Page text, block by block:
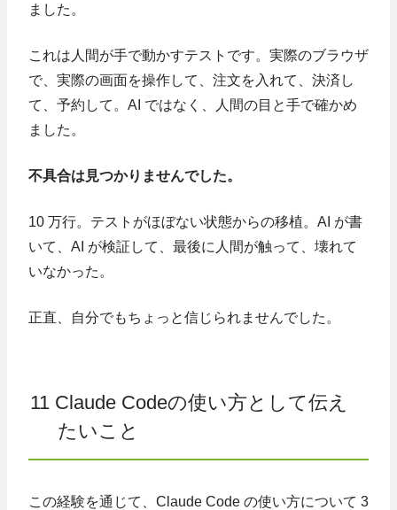
ました。
これは人間が手で動かすテストです。実際のブラウザ
で、実際の画面を操作して、注文を入れて、決済し
て、予約して。AI ではなく、人間の目と手で確かめ
ました。
不具合は見つかりませんでした。
10 万行。テストがほぼない状態からの移植。AI が書
いて、AI が検証して、最後に人間が触って、壊れて
いなかった。
正直、自分でもちょっと信じられませんでした。
11 Claude Codeの使い方として伝え
たいこと
この経験を通じて、Claude Code の使い方について 3